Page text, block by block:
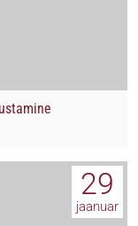
29
jaanuar